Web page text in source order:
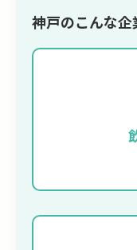
神戸のこんな
季節限定メ
タイムリー
に最適です